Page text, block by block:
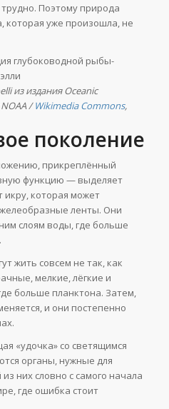
Поэтому природа
которая уже произошла, не
из издания Oceanic
/Wikimedia Commons,
поколение
прикреплённый
функцию — выделяет
икру, которая может
ленты. Они
слоям воды, где больше
жить совсем не так, как
мелкие, лёгкие и
больше планктона. Затем,
и они постепенно
«удочка» со светящимся
органы, нужные для
них словно с самого начала
где ошибка стоит